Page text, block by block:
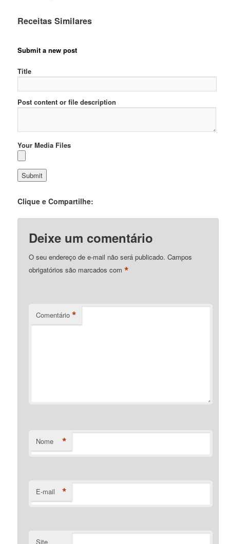
Receitas Similares
Submit a new post
Title
Post content or file description
Your Media Files
Clique e Compartilhe:
Deixe um comentário
O seu endereço de e-mail não será publicado. Campos
obrigatórios são marcados com*
Comentário *
Nome *
E-mail *
Site